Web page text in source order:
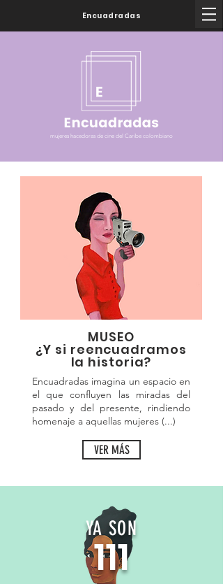
Encuadradas
mujeres hacedoras de cine del Caribe colombiano
MUSEO
¿Y si reencuadramos
la historia?
Encuadradas imagina un espacio en
el que confluyen las miradas del
pasado y del presente, rindiendo
homenaje a aquellas mujeres (...)
VER MÁS
111
YA SON